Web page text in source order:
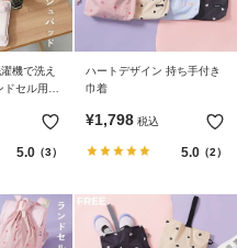
機で洗え
ドセル用
5.0（3）
ハートデザイン 持ち手付き
巾着
¥1,798 税込
5.0（2）